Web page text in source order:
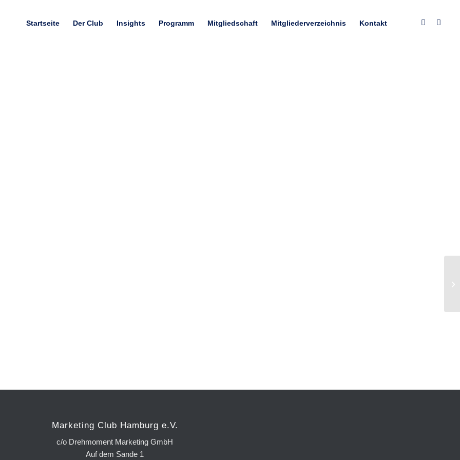
Startseite Der Club Insights Programm Mitgliedschaft Mitgliederverzeichnis Kontakt
Marketing Club Hamburg e.V.
c/o Drehmoment Marketing GmbH
Auf dem Sande 1